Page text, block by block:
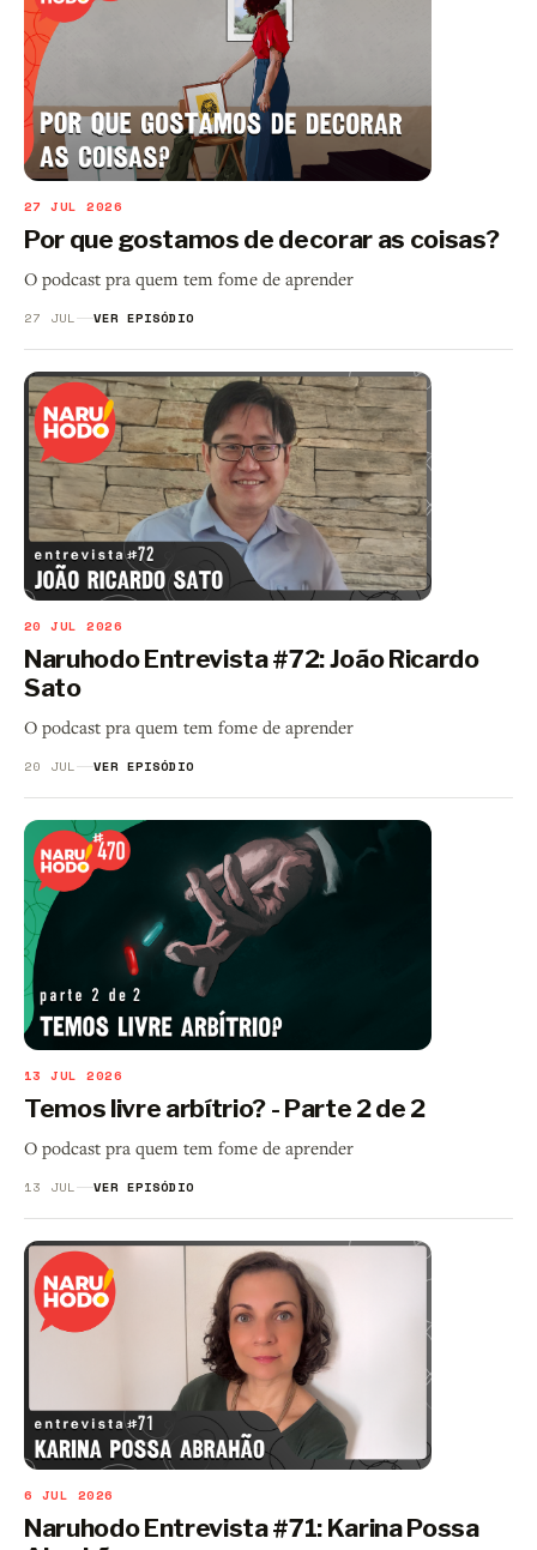
27 JUL 2026
Por que gostamos de decorar as coisas?
O podcast pra quem tem fome de aprender
27 JUL VER EPISÓDIO
20 JUL 2026
Naruhodo Entrevista #72: João Ricardo
Sato
O podcast pra quem tem fome de aprender
20 JUL VER EPISÓDIO
13 JUL 2026
Temos livre arbítrio? - Parte 2 de 2
O podcast pra quem tem fome de aprender
13 JUL VER EPISÓDIO
6 JUL 2026
Naruhodo Entrevista #71: Karina Possa